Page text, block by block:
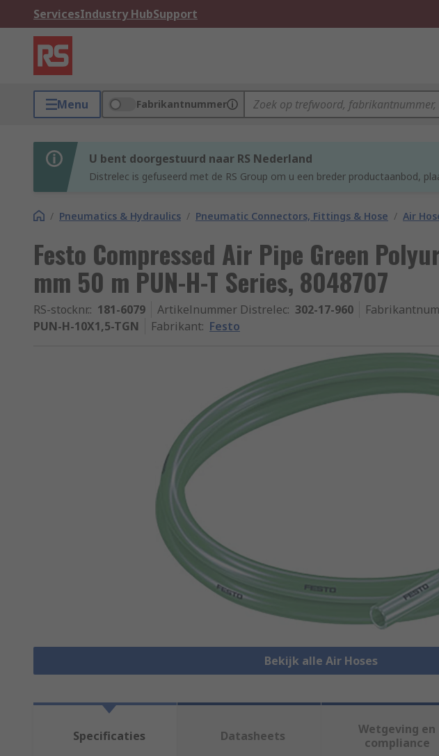
ServicesIndustry HubSupport
Menu Fabrikantnummer
U bent doorgestuurd naar RS Nederland
Distrelec is gefuseerd met de RS Group om u een breder productaanbod,
/ Pneumatics & Hydraulics / Pneumatic Connectors, Fittings & Hose / Air
Festo Compressed Air Pipe Green
mm 50 m PUN-H-T Series, 8048707
RS-stocknr.: 181-6079 Artikelnummer Distrelec: 302-17-960
PUN-H-10X1,5-TGN
Fabrikant: Festo
Bekijk alle Air Hoses
Specificaties Datasheets
Wetgeving en
compliance